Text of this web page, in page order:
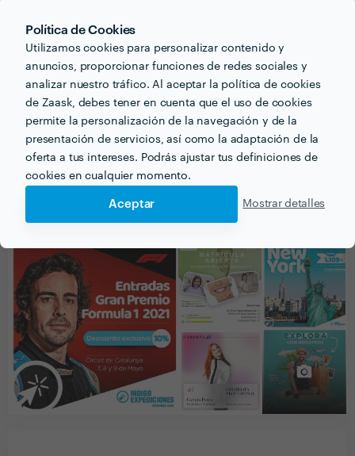
Política de Cookies
Utilizamos cookies para personalizar contenido y
anuncios, proporcionar funciones de redes sociales y
analizar nuestro tráfico. Al aceptar la política de cookies
de Zaask, debes tener en cuenta que el uso de cookies
permite la personalización de la navegación y de la
presentación de servicios, así como la adaptación de la
oferta a tus intereses. Podrás ajustar tus definiciones de
cookies en cualquier momento.
Aceptar Mostrar detalles
Resolutivos, rápidos y con unos precios muy
competitivos. Sin duda alguna una buena elección.
100% recomendable.
Ver más